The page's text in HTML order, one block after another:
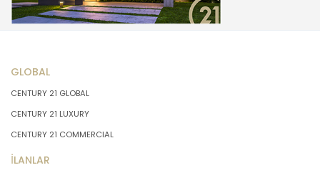
GLOBAL
CENTURY 21 GLOBAL
CENTURY 21 LUXURY
CENTURY 21 COMMERCIAL
İLANLAR